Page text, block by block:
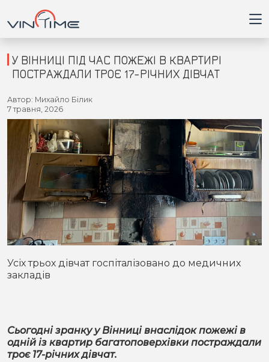
Головна
Війна
Новини
Кримінал
Здоров'я
Приватна думка
В кулуарах
Місто
Відео
Історія
У ВІННИЦІ ПІД ЧАС ПОЖЕЖІ В КВАРТИРІ
ПОСТРАЖДАЛИ ТРОЄ 17-РІЧНИХ ДІВЧАТ
Автор: Михайло Білик
7 травня, 2026
Усіх трьох дівчат госпіталізовано до медичних
закладів
Сьогодні зранку у Вінниці внаслідок пожежі в
одній із квартир багатоповерхівки постраждали
троє 17-річних дівчат.